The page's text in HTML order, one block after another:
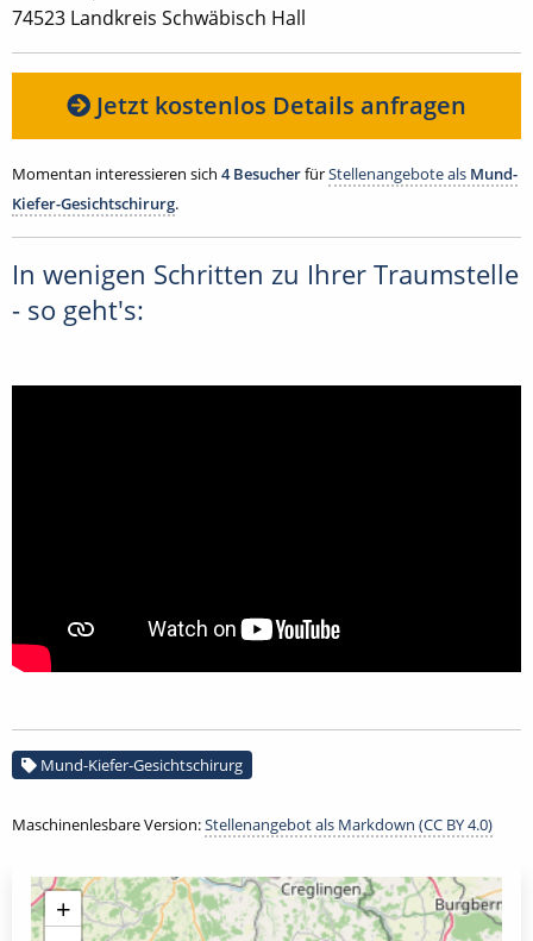
74523 Landkreis Schwäbisch Hall
Jetzt kostenlos Details anfragen
Momentan interessieren sich 4 BesucherfürStellenangebote als Mund-
Kiefer-Gesichtschirurg.
In wenigen Schritten zu Ihrer Traumstelle
- so geht's:
Mund-Kiefer-Gesichtschirurg
Maschinenlesbare Version:Stellenangebot als Markdown (CC BY 4.0)
+